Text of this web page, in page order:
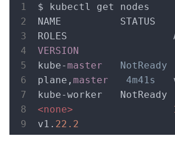
$ kubectl get nodes
NAME          STATUS
VERSION
kube- master NotReady
plane, master 4m41s
<none>
v1. 22.2